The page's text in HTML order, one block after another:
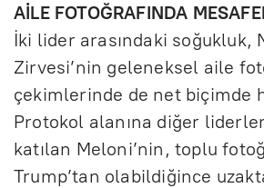
AİLE FOTOĞRAFINDA
İki lider arasındaki soğukluk,
Zirvesi’nin geleneksel aile
çekimlerinde de net biçimde
Protokol alanına diğer
katılan Meloni’nin, toplu
Trump’tan olabildiğince